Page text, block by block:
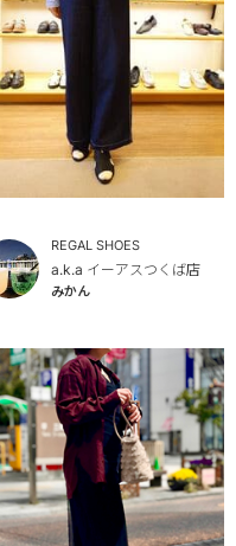
REGAL SHOES
a.k.a イーアスつくば店
みかん